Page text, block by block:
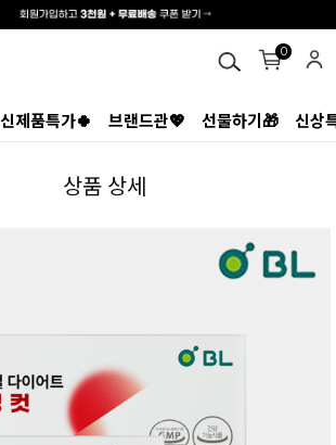
0
신제품특가🍀 브랜드관💖 선물하기🎁 신상
상품 상세